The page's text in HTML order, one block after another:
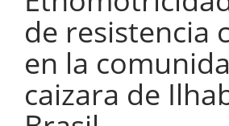
de resistencia
en la
caizara de